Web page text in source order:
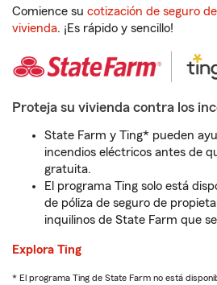
Comience su cotización de seguro
vivienda. ¡Es rápido y sencillo!
Proteja su vivienda contra los
State Farm y Ting* pueden
incendios eléctricos antes de
gratuita.
El programa Ting solo está
de póliza de seguro de
inquilinos de State Farm que
Explora Ting
* El programa Ting de State Farm no está